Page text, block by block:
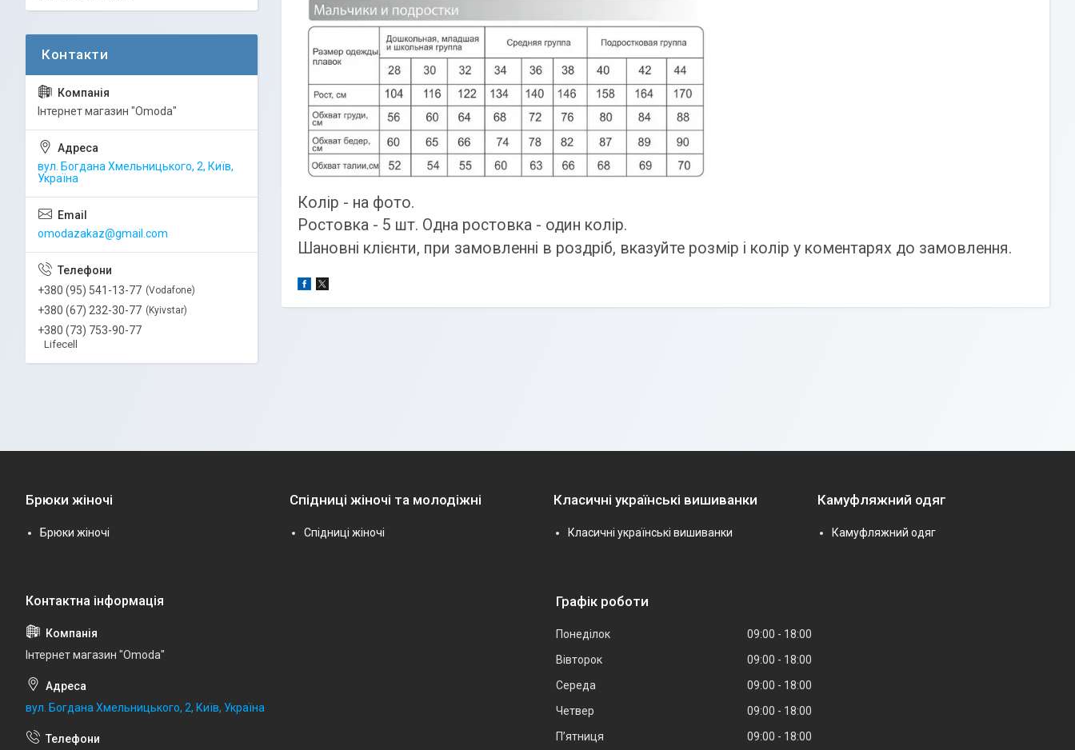
Колір - на фото.
Ростовка - 5 шт. Одна ростовка - один колір.
Шановні клієнти, при замовленні в роздріб, вказуйте розмір і колір у коментарях до замовлення.
Інтернет магазин "Omoda"
вул. Богдана Хмельницького, 2, Київ,
Україна
omodazakaz@gmail.com
+380 (95) 541-13-77 Vodafone
+380 (67) 232-30-77 Kyivstar
+380 (73) 753-90-77
Lifecell
Брюки жіночі
Брюки жіночі
Спідниці жіночі та молодіжні
Спідниці жіночі
Класичні українські вишиванки
Класичні українські вишиванки
Камуфляжний одяг
Камуфляжний одяг
Інтернет магазин "Omoda"
вул. Богдана Хмельницького, 2, Київ, Україна
Графік роботи
Понеділок 09:00
18:00
Вівторок
09:00
18:00
Середа
09:00
18:00
Четвер
09:00
18:00
Пʼятниця
09:00 18:00